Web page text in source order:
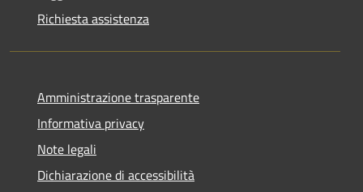
Richiesta assistenza
Amministrazione trasparente
Informativa privacy
Note legali
Dichiarazione di accessibilità